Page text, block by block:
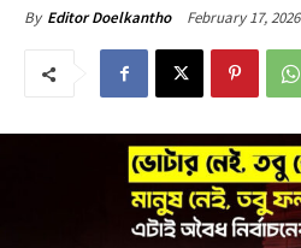
By Editor Doelkantho February 17, 2026